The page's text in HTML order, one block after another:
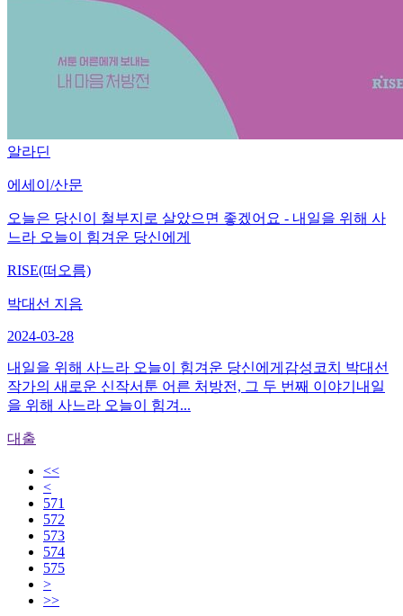
알라딘
에세이/산문
오늘은 당신이 철부지로 살았으면 좋겠어요 - 내일을 위해 사
느라 오늘이 힘겨운 당신에게
RISE(떠오름)
박대선 지음
2024-03-28
내일을 위해 사느라 오늘이 힘겨운 당신에게감성코치 박대선
작가의 새로운 신작서툰 어른 처방전, 그 두 번째 이야기내일
을 위해 사느라 오늘이 힘겨...
대출
<<
<
571
572
573
574
575
>
>>